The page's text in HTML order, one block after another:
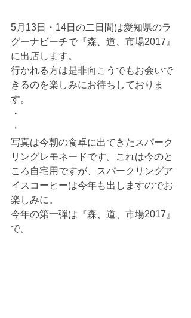
5月13日・14日の二日間は愛知県のラ
グーナビーチで『森、道、市場2017』
に出店します。
行かれる方は是非向こうでもお会いで
きるのを楽しみにお待ちしておりま
す。
・
・
写真は今朝の食卓に出てきたスパーク
リングレモネードです。これは今のと
ころ自宅用ですが、スパークリングア
イスコーヒーは今年も出しますのでお
楽しみに。
今年の第一弾は『森、道、市場2017』
で。